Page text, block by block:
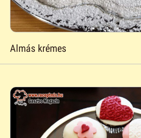
Almás krémes